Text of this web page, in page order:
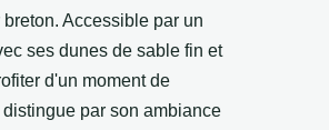
Accessible par un
ses dunes de sable fin et
d'un moment de
distingue par son ambiance